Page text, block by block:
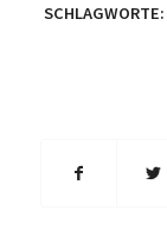
SCHLAGWORTE: